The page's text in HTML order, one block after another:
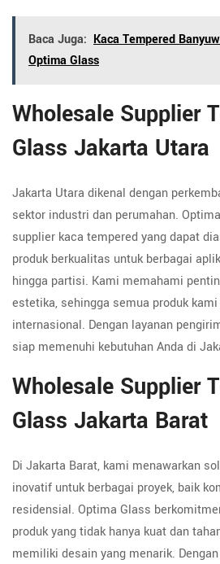
Baca Juga: Kaca Tempered
Optima Glass
Wholesale Supplier
Glass Jakarta Utara
Jakarta Utara dikenal dengan
sektor industri dan perumahan.
supplier kaca tempered yang dapat
produk berkualitas untuk berbagai
hingga partisi. Kami memahami
estetika, sehingga semua produk
internasional. Dengan layanan
siap memenuhi kebutuhan Anda di
Wholesale Supplier
Glass Jakarta Barat
Di Jakarta Barat, kami menawarkan
inovatif untuk berbagai proyek, baik
residensial. Optima Glass
produk yang tidak hanya kuat dan
memiliki desain yang menarik.